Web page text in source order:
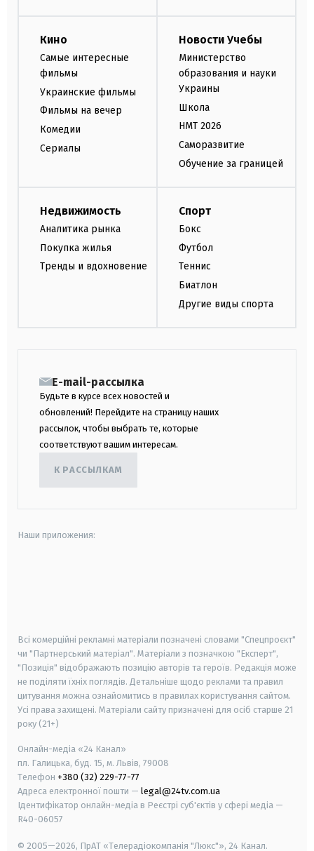
Кино
Самые интересные
фильмы
Украинские фильмы
Фильмы на вечер
Комедии
Сериалы
Новости Учебы
Министерство
образования и науки
Украины
Школа
НМТ 2026
Саморазвитие
Обучение за границей
Недвижимость
Аналитика рынка
Покупка жилья
Тренды и вдохновение
Спорт
Бокс
Футбол
Теннис
Биатлон
Другие виды спорта
E-mail-рассылка
Будьте в курсе всех новостей и
обновлений! Перейдите на страницу наших
рассылок, чтобы выбрать те, которые
соответствуют вашим интересам.
К РАССЫЛКАМ
Наши приложения:
Всі комерційні рекламні матеріали позначені словами "Спецпроєкт"
чи "Партнерський матеріал". Матеріали з позначкою "Експерт",
"Позиція" відображають позицію авторів та героїв. Редакція може
не поділяти їхніх поглядів. Детальніше щодо реклами та правил
цитування можна ознайомитись в правилах користування сайтом.
Усі права захищені. Матеріали сайту призначені для осіб старше 21
року (21+)
Онлайн-медіа «24 Канал»
пл. Галицька, буд. 15, м. Львів, 79008
Телефон +380 (32) 229-77-77
Адреса електронної пошти — legal@24tv.com.ua
Ідентифікатор онлайн-медіа в Реєстрі суб'єктів у сфері медіа —
R40-06057
© 2005—2026, ПрАТ «Телерадіокомпанія "Люкс"», 24 Канал.